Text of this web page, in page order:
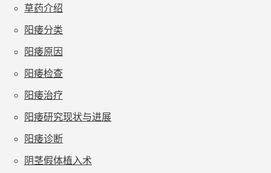
草药介绍
阳痿分类
阳痿原因
阳痿检查
阳痿治疗
阳痿研究现状与进展
阳痿诊断
阴茎假体植入术